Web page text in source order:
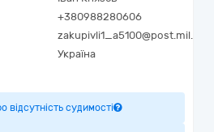
+380988280606
Україна
відсутність судимості